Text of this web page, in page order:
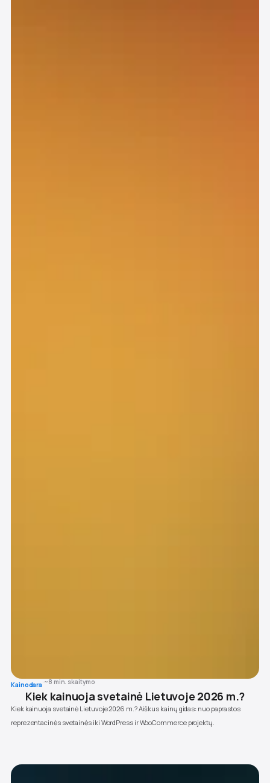
Kainodara·~8 min. skaitymo·
Kiek kainuoja svetainė Lietuvoje 2026 m.?
Kiek kainuoja svetainė Lietuvoje 2026 m.? Aiškus kainų gidas: nuo paprastos
reprezentacinės svetainės iki WordPress ir WooCommerce projektų.